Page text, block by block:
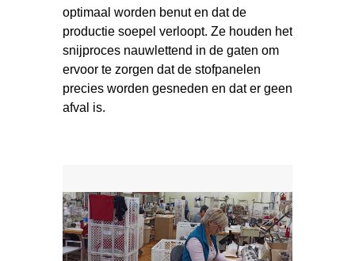
optimaal worden benut en dat de
productie soepel verloopt. Ze houden het
snijproces nauwlettend in de gaten om
ervoor te zorgen dat de stofpanelen
precies worden gesneden en dat er geen
afval is.